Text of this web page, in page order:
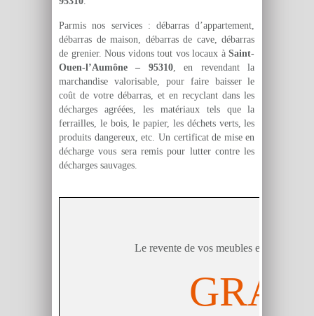
Parmis nos services : débarras d’appartement,
débarras de maison, débarras de cave, débarras
de grenier. Nous vidons tout vos locaux àSaint-
Ouen-l’Aumône – 95310, en revendant la
marchandise valorisable, pour faire baisser le
coût de votre débarras, et en recyclant dans les
décharges agréées, les matériaux tels que la
ferrailles, le bois, le papier, les déchets verts, les
produits dangereux, etc. Un certificat de mise en
décharge vous sera remis pour lutter contre les
décharges sauvages.
Le revente de vos meubles et objets